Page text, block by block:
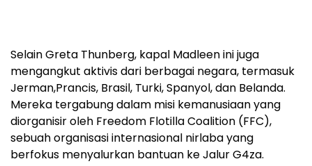
Selain Greta Thunberg, kapal Madleen ini juga
mengangkut aktivis dari berbagai negara, termasuk
Jerman,Prancis, Brasil, Turki, Spanyol, dan Belanda.
Mereka tergabung dalam misi kemanusiaan yang
diorganisir oleh Freedom Flotilla Coalition (FFC),
sebuah organisasi internasional nirlaba yang
berfokus menyalurkan bantuan ke Jalur G4za.